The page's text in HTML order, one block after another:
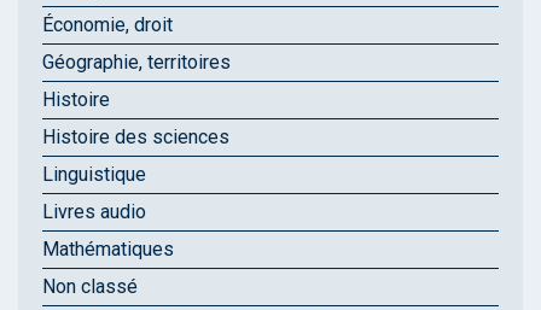
Économie, droit
Géographie, territoires
Histoire
Histoire des sciences
Linguistique
Livres audio
Mathématiques
Non classé